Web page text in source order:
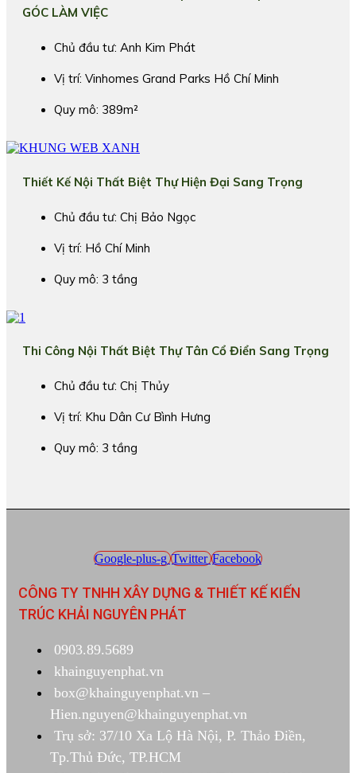
GÓC LÀM VIỆC
Chủ đầu tư: Anh Kim Phát
Vị trí: Vinhomes Grand Parks Hồ Chí Minh
Quy mô: 389m²
Thiết Kế Nội Thất Biệt Thự Hiện Đại Sang Trọng
Chủ đầu tư: Chị Bảo Ngọc
Vị trí: Hồ Chí Minh
Quy mô: 3 tầng
Thi Công Nội Thất Biệt Thự Tân Cổ Điển Sang Trọng
Chủ đầu tư: Chị Thủy
Vị trí: Khu Dân Cư Bình Hưng
Quy mô: 3 tầng
Google-plus-g Twitter Facebook
CÔNG TY TNHH XÂY DỰNG & THIẾT KẾ KIẾN
TRÚC KHẢI NGUYÊN PHÁT
0903.89.5689
khainguyenphat.vn
box@khainguyenphat.vn –
Hien.nguyen@khainguyenphat.vn
Trụ sở: 37/10 Xa Lộ Hà Nội, P. Thảo Điền,
Tp.Thủ Đức, TP.HCM